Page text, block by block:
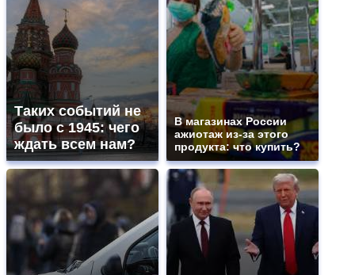
Таких событий не
было с 1945: чего
ждать всем нам?
В магазинах России
ажиотаж из-за этого
продукта: что купить?